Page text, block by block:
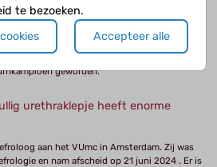
blijven turnen
geworden.
urethraklepje heeft enorme
aan het VUmc in Amsterdam. Zij was
en nam afscheid op 21 juni 2024 . Er is
te bezoeken.
Accepteer alle